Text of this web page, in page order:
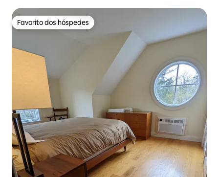
Favorito dos hóspedes
Favorito dos hóspedes